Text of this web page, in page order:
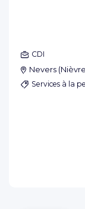
CDI
Nevers (
Services à la